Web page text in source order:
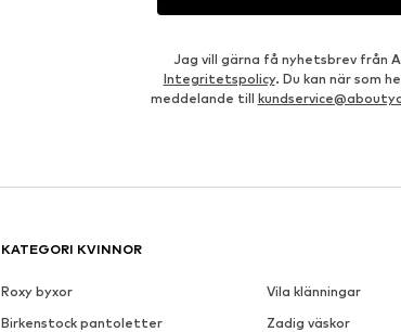
Jag vill gärna få nyhetsbrev från
Integritetspolicy. Du kan när som
meddelande till
KATEGORI KVINNOR
Roxy byxor Vila klänningar
Birkenstock pantoletter
Zadig väskor